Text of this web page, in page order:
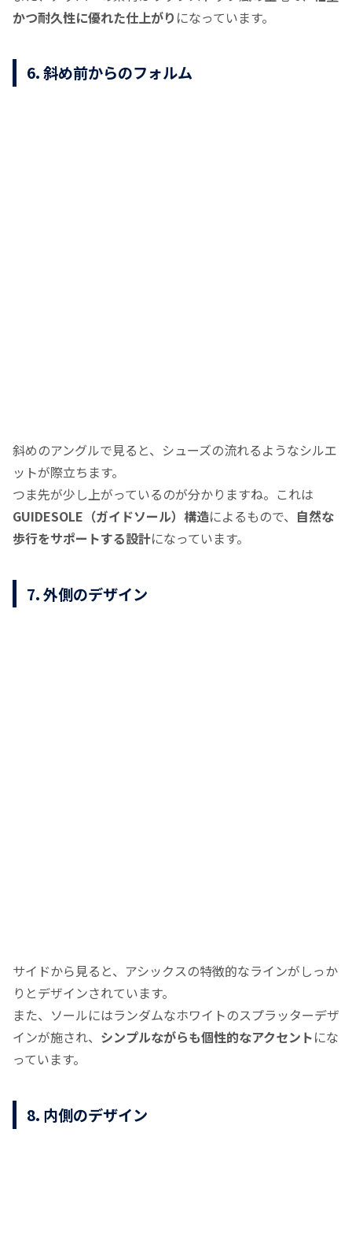
かつ耐久性に優れた仕上がり になっています。
6. 斜め前からのフォルム
斜めのアングルで見ると、シューズの流れるようなシルエ
ットが際立ちます。
つま先が少し上がっているのが分かりますね。これは
GUIDESOLE（ガイドソール）構造によるもので、 自然な
歩行をサポートする設計になっています。
7. 外側のデザイン
サイドから見ると、アシックスの特徴的なラインがしっか
りとデザインされています。
また、ソールにはランダムなホワイトのスプラッターデザ
インが施され、 シンプルながらも個性的なアクセントにな
っています。
8. 内側のデザイン